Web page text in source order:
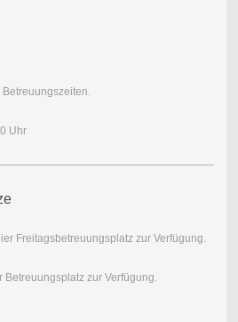
Uhr
Freitagsbetreuungsplatz zur Verfügung.
Betreuungsplatz zur Verfügung.